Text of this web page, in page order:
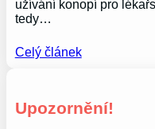
užívání konopí pro
tedy…
Celý článek
Upozornění!